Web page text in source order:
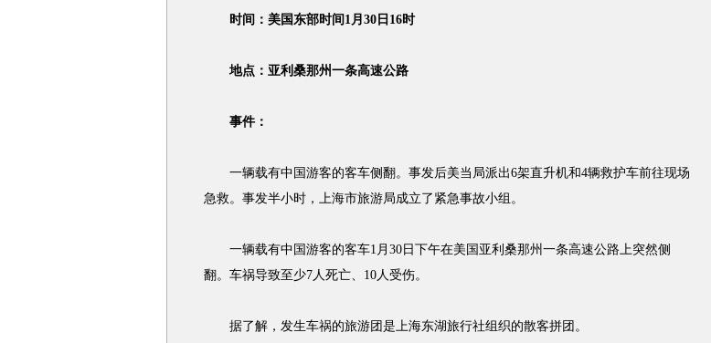
时间：美国东部时间1月30日16时
地点：亚利桑那州一条高速公路
事件：
一辆载有中国游客的客车侧翻。事发后美当局派出6架直升机和4辆救护车前往现场
急救。事发半小时，上海市旅游局成立了紧急事故小组。
一辆载有中国游客的客车1月30日下午在美国亚利桑那州一条高速公路上突然侧
翻。车祸导致至少7人死亡、10人受伤。
据了解，发生车祸的旅游团是上海东湖旅行社组织的散客拼团。